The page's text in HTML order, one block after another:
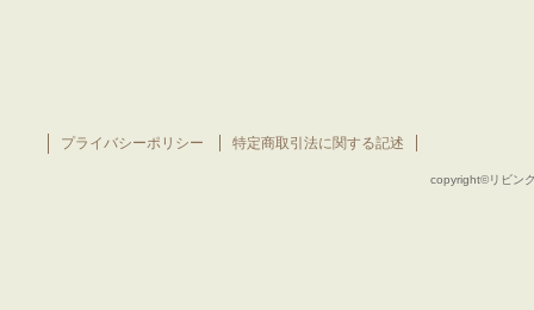
copyright©リビン
プライバシーポリシー 特定商取引法に関する記述